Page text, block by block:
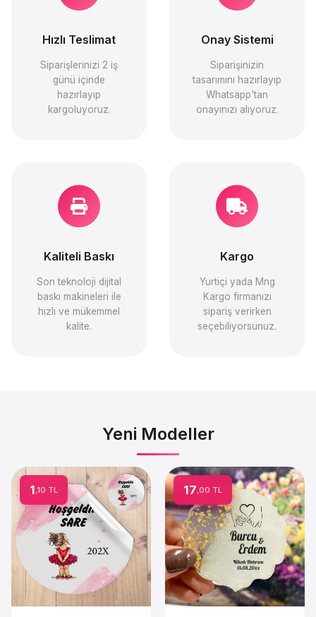
Hızlı Teslimat
Siparişlerinizi 2 iş
günü içinde
hazırlayıp
kargoluyoruz.
Onay Sistemi
Siparişinizin
tasarımını hazırlayıp
Whatsapp'tan
onayınızı alıyoruz.
Kaliteli Baskı
Son teknoloji dijital
baskı makineleri ile
hızlı ve mükemmel
kalite.
Kargo
Yurtiçi yada Mng
Kargo firmanızı
sipariş verirken
seçebiliyorsunuz.
Yeni Modeller
1 ,10 TL 17 ,00 TL